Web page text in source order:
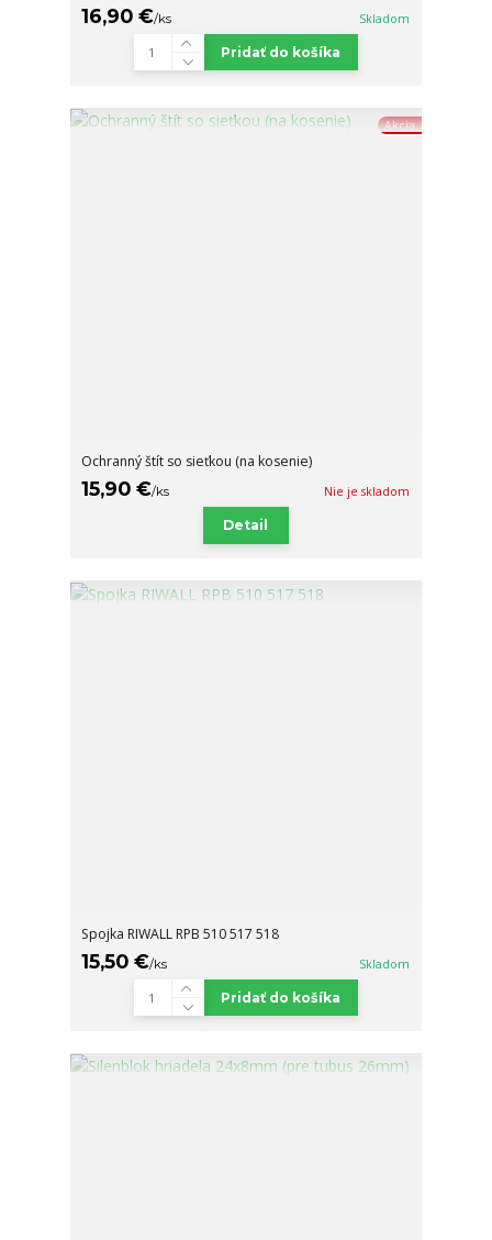
16,90 €/ks Skladom
Pridať do košíka
Akcia
Ochranný štít so sieťkou (na kosenie)
15,90 €/ks Nie je skladom
Detail
Spojka RIWALL RPB 510 517 518
15,50 €/ks Skladom
Pridať do košíka